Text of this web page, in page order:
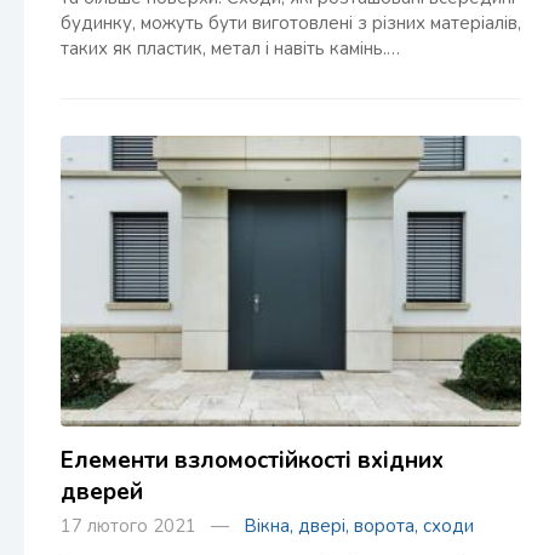
будинку, можуть бути виготовлені з різних матеріалів,
таких як пластик, метал і навіть камінь.…
Елементи взломостійкості вхідних
дверей
17 лютого 2021 — Вікна, двері, ворота, сходи